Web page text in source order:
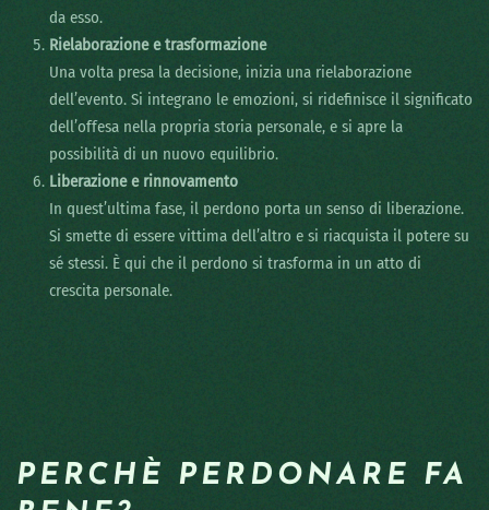
da esso.
Rielaborazione e trasformazione
Una volta presa la decisione, inizia una rielaborazione
dell’evento. Si integrano le emozioni, si ridefinisce il significato
dell’offesa nella propria storia personale, e si apre la
possibilità di un nuovo equilibrio.
Liberazione e rinnovamento
In quest’ultima fase, il perdono porta un senso di liberazione.
Si smette di essere vittima dell’altro e si riacquista il potere su
sé stessi. È qui che il perdono si trasforma in un atto di
crescita personale.
PERCHÈ PERDONARE FA